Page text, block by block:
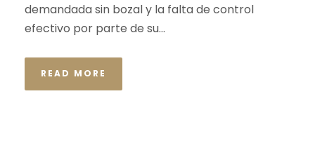
demandada sin bozal y la falta de control
efectivo por parte de su...
READ MORE